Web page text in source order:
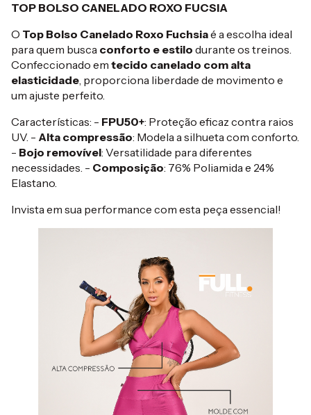
TOP BOLSO CANELADO ROXO FUCSIA
O Top Bolso Canelado Roxo Fuchsiaé a escolha ideal
para quem busca conforto e estilo durante os treinos.
Confeccionado em tecido canelado com alta
elasticidade, proporciona liberdade de movimento e
um ajuste perfeito.
Características: - FPU50+: Proteção eficaz contra raios
UV. - Alta compressão: Modela a silhueta com conforto.
- Bojo removível: Versatilidade para diferentes
necessidades. - Composição: 76% Poliamida e 24%
Elastano.
Invista em sua performance com esta peça essencial!